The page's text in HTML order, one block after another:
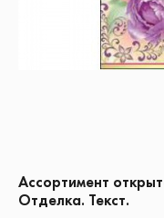
Ассортимент
Отделка. Текст.